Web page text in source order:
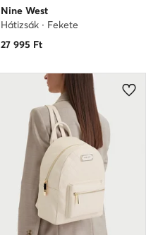
Nine West
Hátizsák · Fekete
27 995 Ft